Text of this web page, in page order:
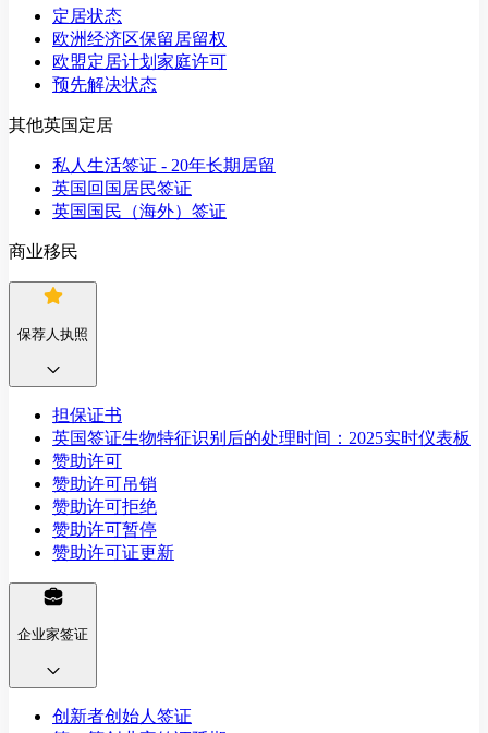
定居状态
欧洲经济区保留居留权
欧盟定居计划家庭许可
预先解决状态
其他英国定居
私人生活签证 - 20年长期居留
英国回国居民签证
英国国民（海外）签证
商业移民
保荐人执照
担保证书
英国签证生物特征识别后的处理时间：2025实时仪表板
赞助许可
赞助许可吊销
赞助许可拒绝
赞助许可暂停
赞助许可证更新
企业家签证
创新者创始人签证